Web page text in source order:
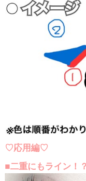
♡応用編♡
■二重にもライン！？